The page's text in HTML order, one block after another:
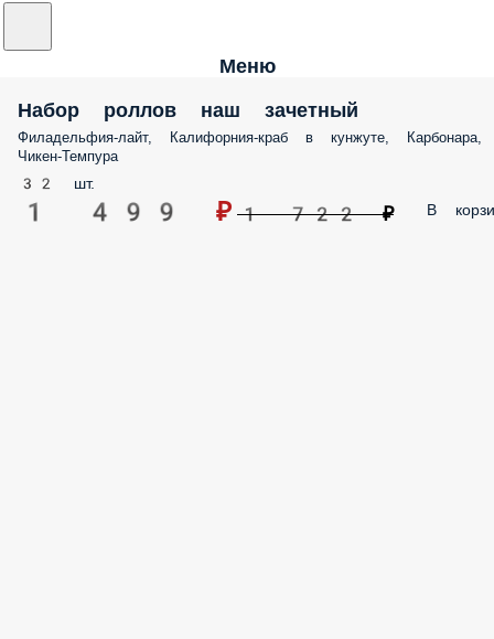
Меню
Набор роллов наш зачетный
Филадельфия-лайт, Калифорния-краб в кунжуте, Карбонара,
Чикен-Темпура
32 шт.
1 499 ₽ 1 722 ₽ В